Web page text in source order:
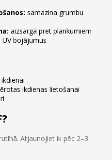
samazina grumbu
aizsargā pret plankumiem
UV bojājumus
ikdienas lietošanai
Atjaunojiet ik pēc 2–3